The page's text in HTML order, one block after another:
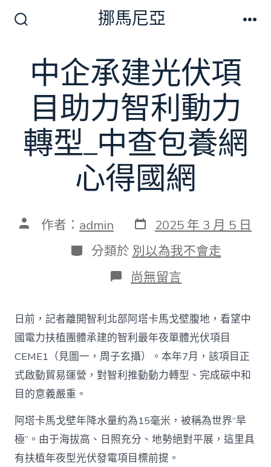
開
挪馬尼亞
中企承建光伏項
目助力智利動力
轉型_中查包養網
心得國網
文 作者： admin 發
表
日
期
2025 年 3 月 5 日
分
類
分類於 別以為我不會走
在
〈中
承
建
光
伏
項
目
助
利
動
力
轉
尚無留言
日前，記者離開智利北部阿塔卡馬戈壁腹地，看望中
國電力扶植團體承建的智利最年夜單體光伏項目
CEME1（見圖一，周子玄攝）。本年7月，該項目正
式啟動貿易運營，對智利推動動力轉型、完成碳中和
目的意義嚴重。
阿塔卡馬戈壁年降水量約為15毫米，被稱為世界“旱
極”。由于海拔高、日照充分、地勢絕對平展，這里具
有扶植年夜型光伏發電項目標前提。